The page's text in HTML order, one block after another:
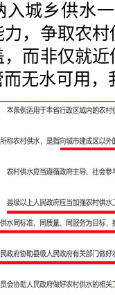
入城乡供水
，争取农
，而非仅就
无水可用